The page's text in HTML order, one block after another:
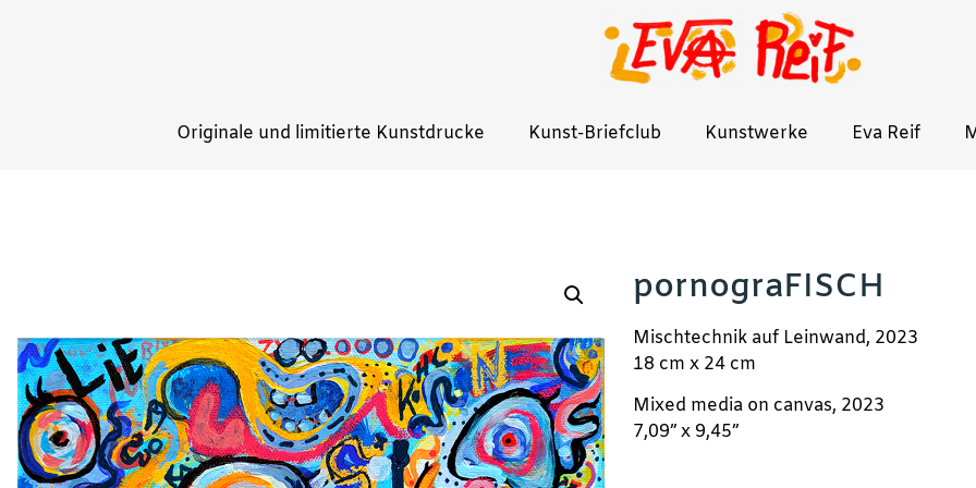
Originale und limitierte Kunstdrucke Kunst-Briefclub Kunstwerke Eva Reif
pornograFISCH
Mischtechnik auf Leinwand, 2023
18 cm x 24 cm
Mixed media on canvas, 2023
7,09” x 9,45”